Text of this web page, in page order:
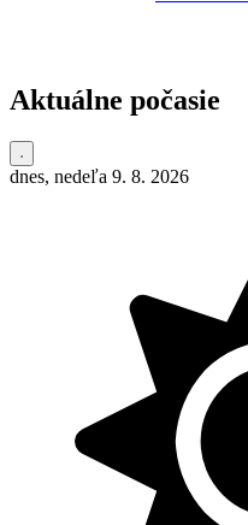
Aktuálne počasie
dnes, nedeľa 9. 8. 2026